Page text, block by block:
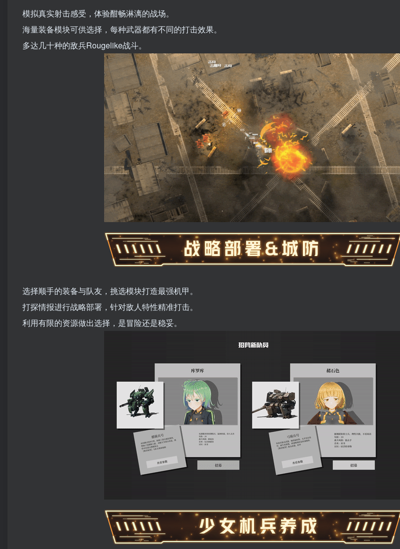
模拟真实射击感受，体验酣畅淋漓的战场。
海量装备模块可供选择，每种武器都有不同的打击效果。
多达几十种的敌兵Rougelike战斗。
选择顺手的装备与队友，挑选模块打造最强机甲。
打探情报进行战略部署，针对敌人特性精准打击。
利用有限的资源做出选择，是冒险还是稳妥。